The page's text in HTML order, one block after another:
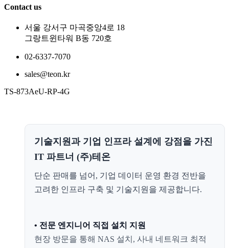
Contact us
서울 강서구 마곡중앙4로 18
그랑트윈타워 B동 720호
02-6337-7070
sales@teon.kr
TS-873AeU-RP-4G
기술지원과 기업 인프라 설계에 강점을 가진
IT 파트너 (주)테온
단순 판매를 넘어, 기업 데이터 운영 환경 전반을
고려한 인프라 구축 및 기술지원을 제공합니다.
• 전문 엔지니어 직접 설치 지원
현장 방문을 통해 NAS 설치, 사내 네트워크 최적